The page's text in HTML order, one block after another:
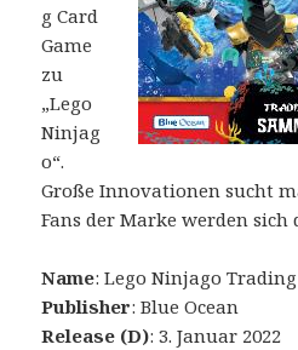
g Card
Game
zu
„Lego
Ninjag
o“.
Große Innovationen sucht
Fans der Marke werden sich
Name: Lego Ninjago Trading
Publisher: Blue Ocean
Release (D): 3. Januar 2022